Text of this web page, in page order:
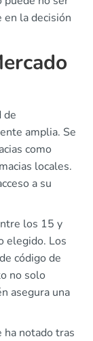
la decisión
de
amplia. Se
como
locales.
a su
los 15 y
elegido. Los
código de
no solo
asegura una
ha notado tras